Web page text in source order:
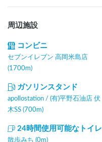
周辺施設
コンビニ
セブンイレブン 高岡米島店
(1700m)
ガソリンスタンド
apollostation / (有)平野石油店 伏
木SS (700m)
24時間使用可能なトイレ
散歩みち (0m)